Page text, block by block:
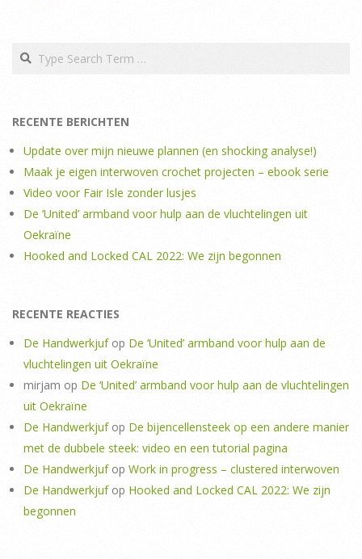
Search
RECENTE BERICHTEN
Update over mijn nieuwe plannen (en shocking analyse!)
Maak je eigen interwoven crochet projecten – ebook serie
Video voor Fair Isle zonder lusjes
De ‘United’ armband voor hulp aan de vluchtelingen uit
Oekraïne
Hooked and Locked CAL 2022: We zijn begonnen
RECENTE REACTIES
De Handwerkjufop De ‘United’ armband voor hulp aan de
vluchtelingen uit Oekraïne
mirjam op De ‘United’ armband voor hulp aan de vluchtelingen
uit Oekraïne
De Handwerkjufop De bijencellensteek op een andere manier
met de dubbele steek: video en een tutorial pagina
De Handwerkjufop Work in progress – clustered interwoven
De Handwerkjufop Hooked and Locked CAL 2022: We zijn
begonnen